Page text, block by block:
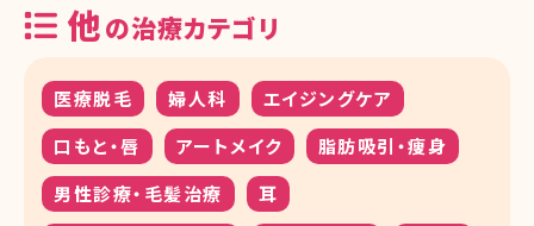
他の治療カテゴリ
医療脱毛 婦人科
エイジングケア
口もと・唇
アートメイク
脂肪吸引・痩身
男性診療・毛髪治療
耳